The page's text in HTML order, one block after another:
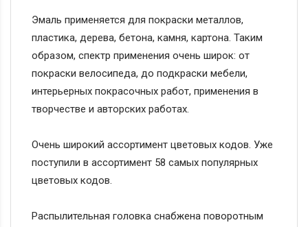
Эмаль применяется для покраски металлов,
пластика, дерева, бетона, камня, картона. Таким
образом, спектр применения очень широк: от
покраски велосипеда, до подкраски мебели,
интерьерных покрасочных работ, применения в
творчестве и авторских работах.
Очень широкий ассортимент цветовых кодов. Уже
поступили в ассортимент 58 самых популярных
цветовых кодов.
Распылительная головка снабжена поворотным